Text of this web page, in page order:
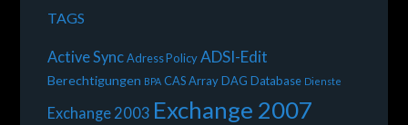
TAGS
Active Sync Adress Policy ADSI-Edit
Berechtigungen BPA CAS Array DAG Database Dienste
Exchange 2003 Exchange 2007